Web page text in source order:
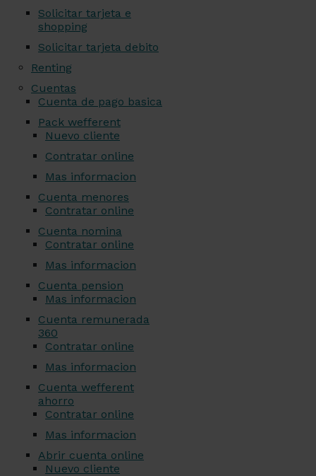
Solicitar tarjeta e
shopping
Solicitar tarjeta debito
Renting
Cuentas
Cuenta de pago basica
Pack wefferent
Nuevo cliente
Contratar online
Mas informacion
Cuenta menores
Contratar online
Cuenta nomina
Contratar online
Mas informacion
Cuenta pension
Mas informacion
Cuenta remunerada
360
Contratar online
Mas informacion
Cuenta wefferent
ahorro
Contratar online
Mas informacion
Abrir cuenta online
Nuevo cliente